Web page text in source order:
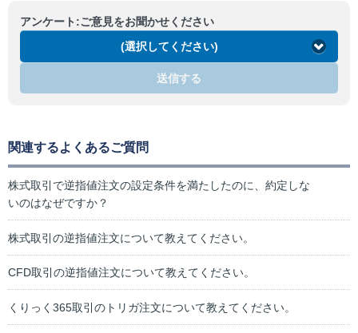
アンケート:ご意見をお聞かせください
(選択してください)
送信する
関連するよくあるご質問
株式取引で逆指値注文の設定条件を満たしたのに、約定しな
いのはなぜですか？
株式取引の逆指値注文について教えてください。
CFD取引の逆指値注文について教えてください。
くりっく365取引のトリガ注文について教えてください。